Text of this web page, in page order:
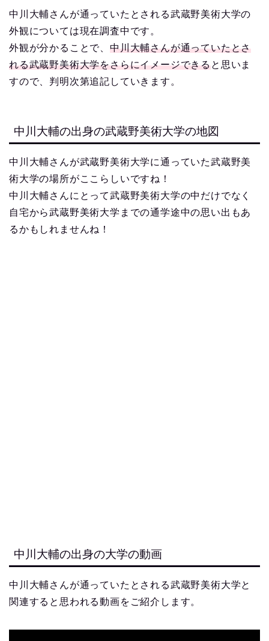
中川大輔さんが通っていたとされる武蔵野美術大学の
外観については現在調査中です。
外観が分かることで、 中川大輔さんが通っていたとさ
れる武蔵野美術大学をさらにイメージできると思いま
すので、判明次第追記していきます。
中川大輔の出身の武蔵野美術大学の地図
中川大輔さんが武蔵野美術大学に通っていた武蔵野美
術大学の場所がここらしいですね！
中川大輔さんにとって武蔵野美術大学の中だけでなく
自宅から武蔵野美術大学までの通学途中の思い出もあ
るかもしれませんね！
中川大輔の出身の大学の動画
中川大輔さんが通っていたとされる武蔵野美術大学と
関連すると思われる動画をご紹介します。